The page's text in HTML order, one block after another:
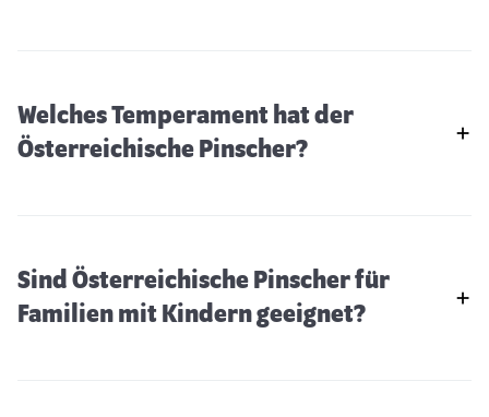
Welches Temperament hat der
Österreichische Pinscher?
Sind Österreichische Pinscher für
Familien mit Kindern geeignet?
Patterdale Terrier